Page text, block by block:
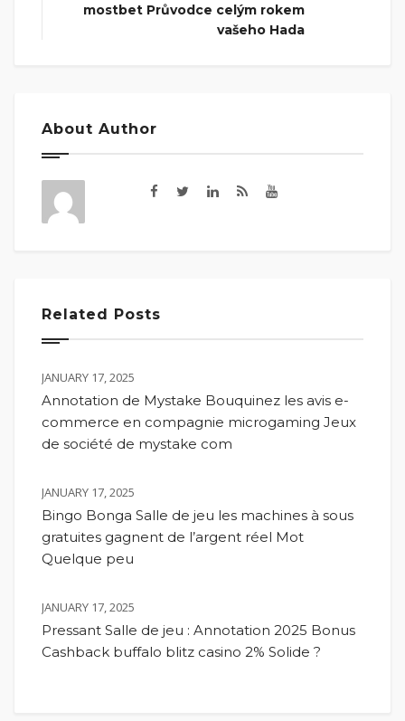
mostbet Průvodce celým rokem
vašeho Hada
About Author
Related Posts
JANUARY 17, 2025
Annotation de Mystake Bouquinez les avis e-
commerce en compagnie microgaming Jeux
de société de mystake com
JANUARY 17, 2025
Bingo Bonga Salle de jeu les machines à sous
gratuites gagnent de l’argent réel Mot
Quelque peu
JANUARY 17, 2025
Pressant Salle de jeu : Annotation 2025 Bonus
Cashback buffalo blitz casino 2% Solide ?